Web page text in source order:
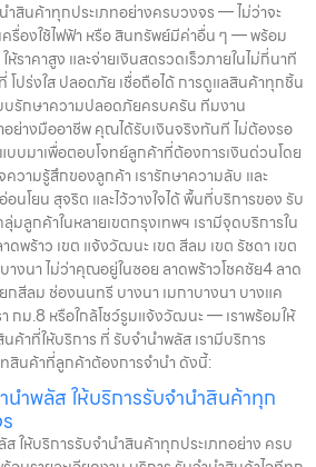
รุงเทพฯ เรามีจุดบริการในหลายพื้นที่
จ้งวัฒนะ เขต สีลม เขต รัชดา เขต บางแค
ว่าคุณอยู่ในซอย ลาดพร้าวโชคชัย4 ลาด
สีลม ช่องนนทรี บางนา เมกาบางนา บางแค
ม.8 หรือใกล้โชว์รูมแจ้งวัฒนะ — เราพร้อม
ค้าที่ให้บริการ ที่ รับจำนำพลัส เรามีบริการ
ค้าที่ลูกค้าต้องการจำนำ ดังนี้: รับจำนำ
Samsung, Huawei, Oppo
ตอร์ / แล็ปท็อป รับจำนำ แท็บเล็ต / iPad
รื่องใช้ไฟฟ้าภายในบ้าน รับจำนำ กล้องถ่าย
ภาพ รับจำนำ ของสะสม / ของมีค่าอื่น ๆ
คาตามสภาพสินค้า รุ่น ยี่ห้อ อายุการใช้งาน
ทันใจ ความปลอดภัย และการดูแล ระบบ
งนิรภัย / ตู้นิรภัย พนักงานผ่านการฝึก
วามสูญหาย บันทึกข้อมูลลูกค้าเป็นความ
ก็บสลิป / เอกสารสัญญาอย่างดี อย่าเสียบ
อนหมดกำหนด ติดต่อเราได้ทันทีหากมี
ญาไท รับจำนำพญาไท
ำสินค้าทุกประเภทอย่างครบวงจร — ไม่ว่าจะ
รื่องใช้ไฟฟ้า หรือ สินทรัพย์มีค่าอื่น ๆ — พร้อม
ห้ราคาสูง และจ่ายเงินสดรวดเร็วภายในไม่กี่นาที
โปร่งใส ปลอดภัย เชื่อถือได้ การดูแลสินค้าทุกชิ้น
บรักษาความปลอดภัยครบครัน ทีมงาน
ย่างมืออาชีพ คุณได้รับเงินจริงทันที ไม่ต้องรอ
บบมาเพื่อตอบโจทย์ลูกค้าที่ต้องการเงินด่วนโดย
ความรู้สึกของลูกค้า เรารักษาความลับ และ
นโยน สุจริต และไว้วางใจได้ พื้นที่บริการของ รับ
มลูกค้าในหลายเขตกรุงเทพฯ เรามีจุดบริการใน
พร้าว เขต แจ้งวัฒนะ เขต สีลม เขต รัชดา เขต
างนา ไม่ว่าคุณอยู่ในซอย ลาดพร้าวโชคชัย4 ลาด
กสีลม ช่องนนทรี บางนา เมกาบางนา บางแค
กม.8 หรือใกล้โชว์รูมแจ้งวัฒนะ — เราพร้อมให้
ค้าที่ให้บริการ ที่ รับจำนำพลัส เรามีบริการ
สินค้าที่ลูกค้าต้องการจำนำ ดังนี้:
นำพลัส ให้บริการรับจำนำสินค้าทุก
ส ให้บริการรับจำนำสินค้าทุกประเภทอย่าง ครบ